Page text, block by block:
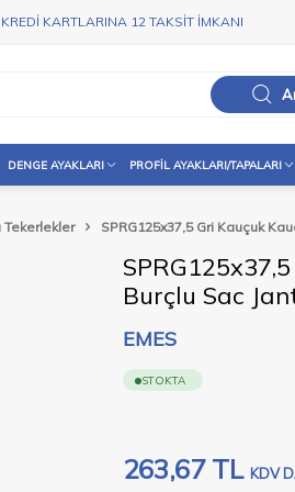
KARTLARINA 12 TAKSİT İMKANI
DENGE AYAKLARI PROFIL AYAKLARI/TAPALARI
Tekerlekler SPRG125x37,5 Gri Kauçuk
Burçlu Sac
EMES
STOKTA
263,67TL KDV